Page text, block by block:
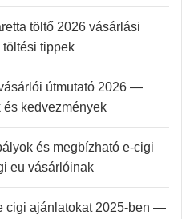
töltő 2026 vásárlási
töltési tippek
útmutató 2026 —
és kedvezmények
és megbízható e-cigi
eu vásárlóinak
cigi ajánlatokat 2025-ben —